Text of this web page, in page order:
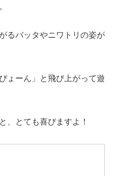
るバッタやニワトリの姿が
ょーん」と飛び上がって遊
、とても喜びますよ！